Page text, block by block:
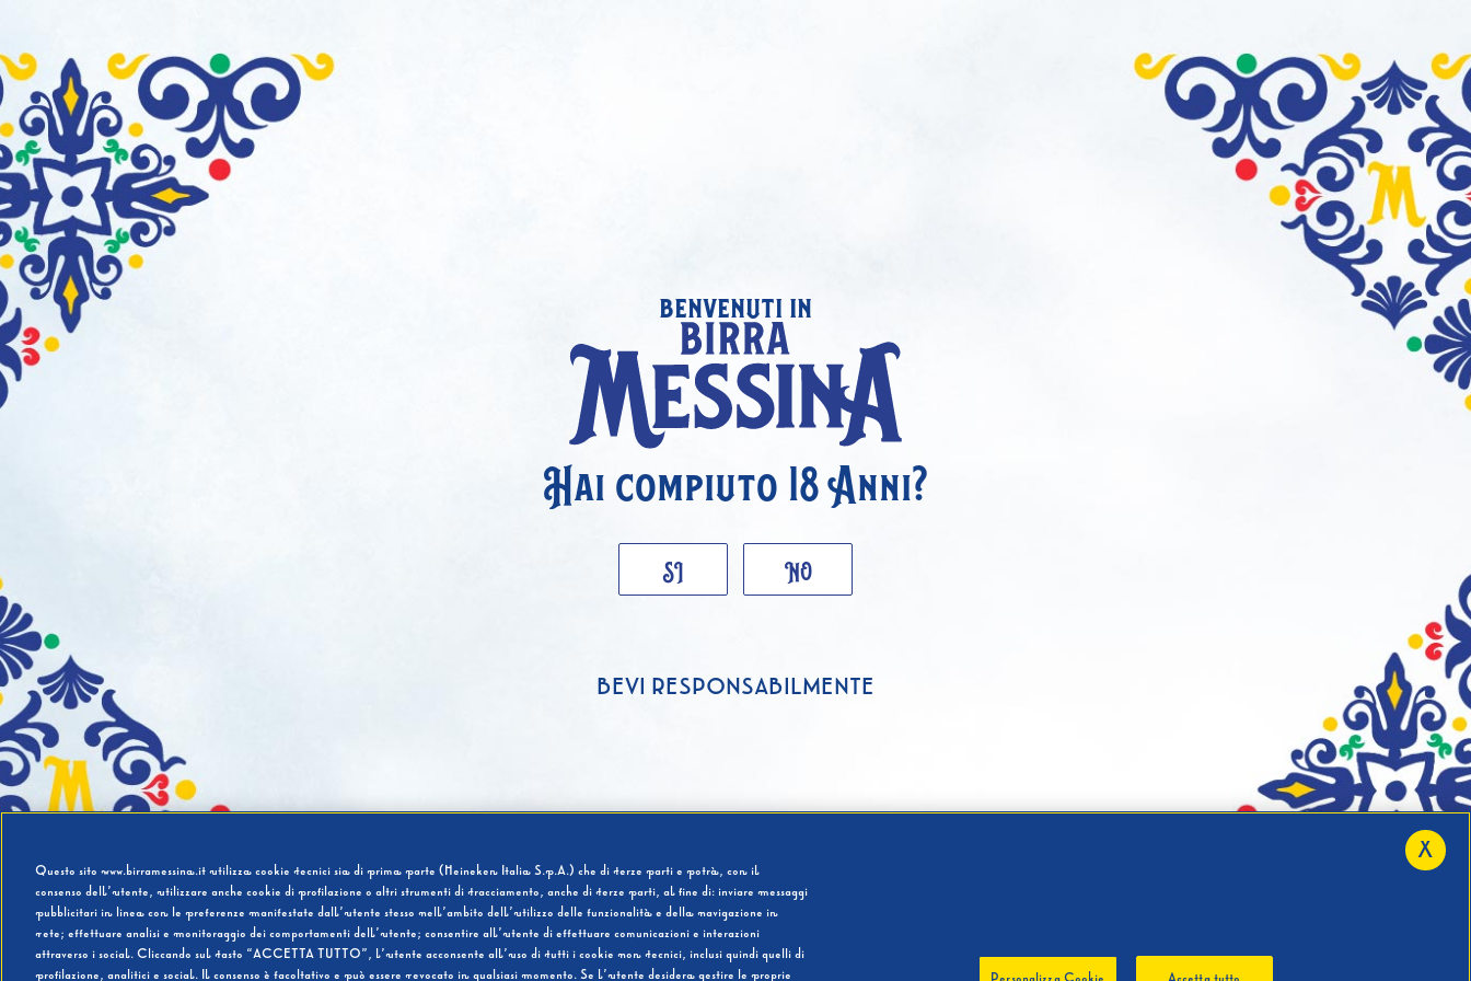
benvenuti in
Hai compiuto 18 Anni?
SI NO
BEVI RESPONSABILMENTE
Questo sito www.birramessina.it utilizza cookie tecnici sia di prima parte (Heineken Italia S.p.A.) che di terze parti e potrà, con il
consenso dell’utente, utilizzare anche cookie di profilazione o altri strumenti di tracciamento, anche di terze parti, al fine di: inviare messaggi
pubblicitari in linea con le preferenze manifestate dall’utente stesso nell’ambito dell’utilizzo delle funzionalità e della navigazione in
rete; effettuare analisi e monitoraggio dei comportamenti dell’utente; consentire all’utente di effettuare comunicazioni e interazioni
attraverso i social. Cliccando sul tasto “ACCETTA TUTTO”, l’utente acconsente all’uso di tutti i cookie non tecnici, inclusi quindi quelli di
profilazione, analitici e social. Il consenso è facoltativo e può essere revocato in qualsiasi momento. Se l’utente desidera gestire le proprie
X